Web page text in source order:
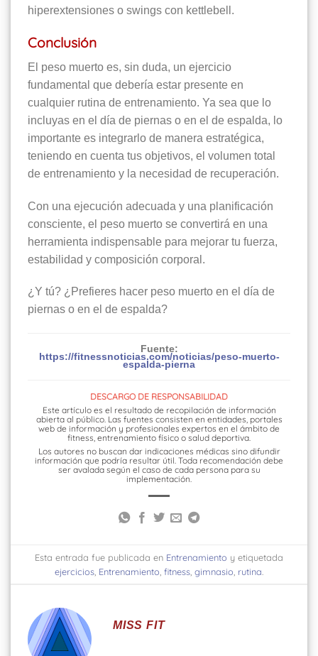
hiperextensiones o swings con kettlebell.
Conclusión
El peso muerto es, sin duda, un ejercicio
fundamental que debería estar presente en
cualquier rutina de entrenamiento. Ya sea que lo
incluyas en el día de piernas o en el de espalda, lo
importante es integrarlo de manera estratégica,
teniendo en cuenta tus objetivos, el volumen total
de entrenamiento y la necesidad de recuperación.
Con una ejecución adecuada y una planificación
consciente, el peso muerto se convertirá en una
herramienta indispensable para mejorar tu fuerza,
estabilidad y composición corporal.
¿Y tú? ¿Prefieres hacer peso muerto en el día de
piernas o en el de espalda?
Fuente:
https://fitnessnoticias.com/noticias/peso-muerto-
espalda-pierna
DESCARGO DE RESPONSABILIDAD
Este artículo es el resultado de recopilación de información
abierta al público. Las fuentes consisten en entidades, portales
web de información y profesionales expertos en el ámbito de
fitness, entrenamiento físico o salud deportiva.
Los autores no buscan dar indicaciones médicas sino difundir
información que podría resultar útil. Toda recomendación debe
ser avalada según el caso de cada persona para su
implementación.
Esta entrada fue publicada en Entrenamiento y etiquetada
ejercicios Entrenamiento fitness gimnasio rutina
MISS FIT